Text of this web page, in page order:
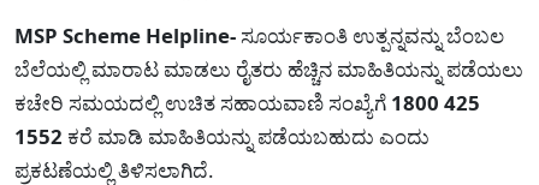
MSP Scheme Helpline- ಸೂರ್ಯಕಾಂತಿ ಉತ್ಪನ್ನವನ್ನು ಬೆಂಬಲ
ಬೆಲೆಯಲ್ಲಿ ಮಾರಾಟ ಮಾಡಲು ರೈತರು ಹೆಚ್ಚಿನ ಮಾಹಿತಿಯನ್ನು ಪಡೆಯಲು
ಕಚೇರಿ ಸಮಯದಲ್ಲಿ ಉಚಿತ ಸಹಾಯವಾಣಿ ಸಂಖ್ಯೆಗೆ 1800 425
1552 ಕರೆ ಮಾಡಿ ಮಾಹಿತಿಯನ್ನು ಪಡೆಯಬಹುದು ಎಂದು
ಪ್ರಕಟಣೆಯಲ್ಲಿ ತಿಳಿಸಲಾಗಿದೆ.